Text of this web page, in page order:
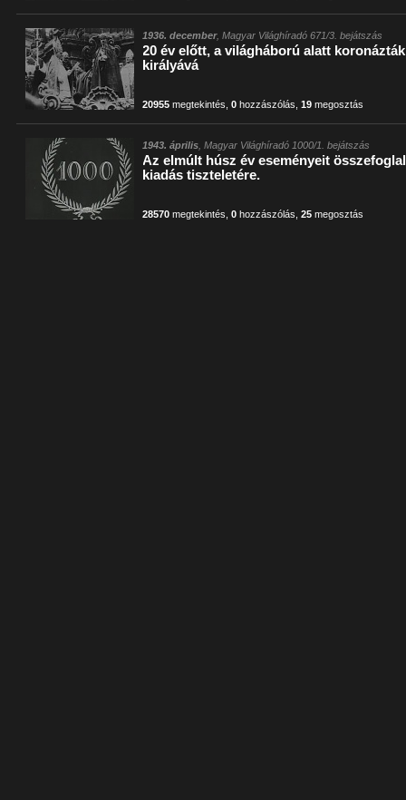
1936. december, Magyar Világhíradó 671/3. bejátszás
20 év előtt, a világháború alatt
királyává
20955 megtekintés ,0 hozzászólás ,19 megosztás
1943. április , Magyar Világhíradó 1000/1. bejátszás
Az elmúlt húsz év eseményeit
kiadás tiszteletére.
28570 megtekintés ,0 hozzászólás ,25 megosztás